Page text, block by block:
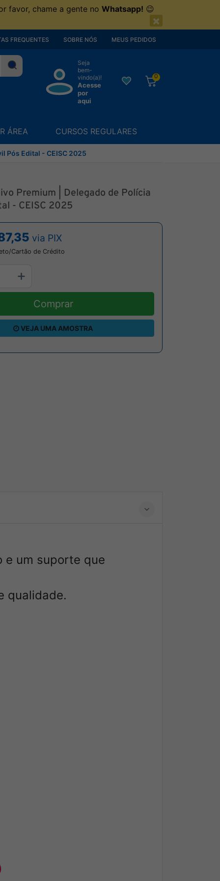
favor, chame a gente no Whatsapp! 😉
×
FREQUENTES SOBRE NÓS MEUS PEDIDOS
Seja
bem-
vindo(a)!
Acesse
por
aqui
0
ÁREA CURSOS REGULARES
Pós Edital - CEISC 2025
Premium | Delegado de Polícia
- CEISC 2025
via PIX
Cartão de Crédito
Comprar
VEJA UMA AMOSTRA
e um suporte que
qualidade.